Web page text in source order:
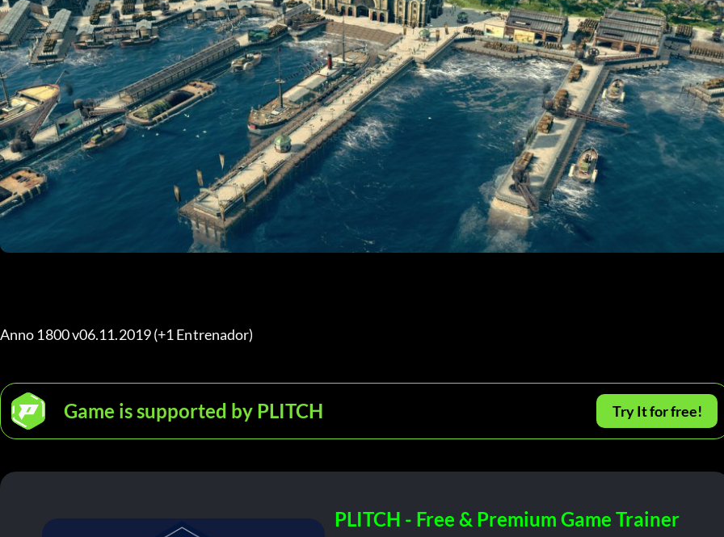
Anno 1800 v06.11.2019 (+1 Entrenador)
Game is supported by PLITCH Try It for free!
PLITCH - Free & Premium Game Trainer